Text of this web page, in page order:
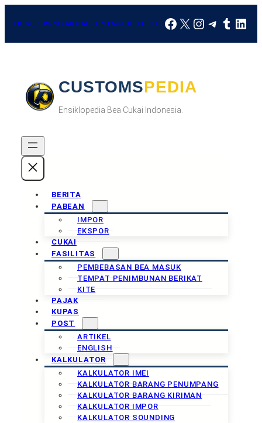
HOMEDOWNLOADFAQKONTAKABOUT US Facebook
X Instagram
CUSTOMSPEDIA
Ensiklopedia Bea Cukai Indonesia.
BERITA
PABEAN
IMPOR
EKSPOR
CUKAI
FASILITAS
PEMBEBASAN BEA MASUK
TEMPAT PENIMBUNAN BERIKAT
KITE
PAJAK
KUPAS
POST
ARTIKEL
ENGLISH
KALKULATOR
KALKULATOR IMEI
KALKULATOR BARANG PENUMPANG
KALKULATOR BARANG KIRIMAN
KALKULATOR IMPOR
KALKULATOR SOUNDING